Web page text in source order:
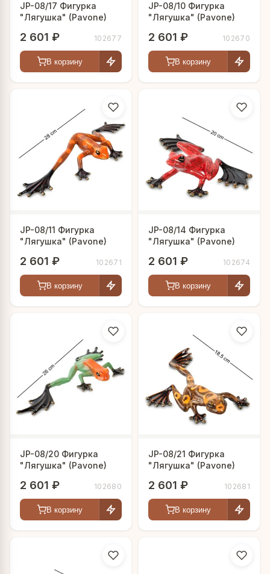
JP-08/17 Фигурка
"Лягушка" (Pavone)
2 601 ₽ 102677
В корзину
JP-08/10 Фигурка
"Лягушка" (Pavone)
2 601 ₽ 102670
В корзину
JP-08/11 Фигурка
"Лягушка" (Pavone)
2 601 ₽ 102671
В корзину
JP-08/14 Фигурка
"Лягушка" (Pavone)
2 601 ₽ 102674
В корзину
JP-08/20 Фигурка
"Лягушка" (Pavone)
2 601 ₽ 102680
В корзину
JP-08/21 Фигурка
"Лягушка" (Pavone)
2 601 ₽ 102681
В корзину